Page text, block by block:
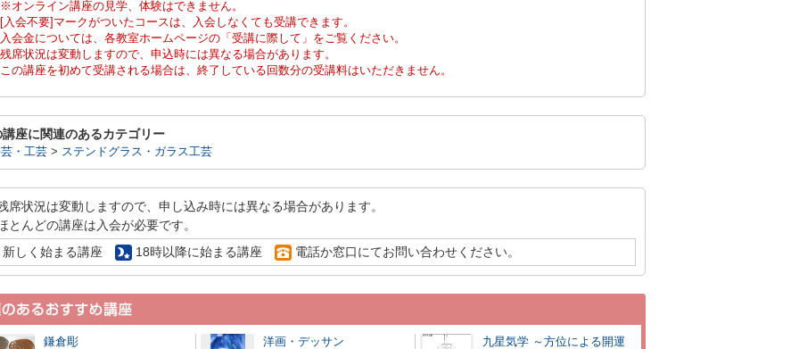
※オンライン講座の見学、体験はできません。
[入会不要]マークがついたコースは、入会しなくても受講できます。
入会金については、各教室ホームページの「受講に際して」をご覧ください。
残席状況は変動しますので、申込時には異なる場合があります。
この講座を初めて受講される場合は、終了している回数分の受講料はいただきません。
講座に関連のあるカテゴリー
・工芸> ステンドグラス・ガラス工芸
席状況は変動しますので、申し込み時には異なる場合があります。
とんどの講座は入会が必要です。
新しく始まる講座
18時以降に始まる講座 電話か窓口にてお問い合わせください。
鎌倉彫 洋画・デッサン
九星気学 ～方位による開運